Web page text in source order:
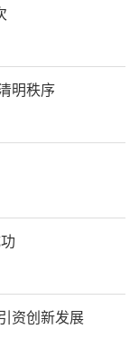
明秩序
资创新发展